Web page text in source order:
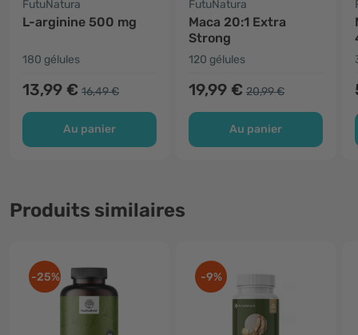
FutuNatura
L-arginine 500 mg
180 gélules
13,99 € 16,49 €
Au panier
FutuNatura
Maca 20:1 Extra
Strong
120 gélules
19,99 € 20,99 €
Au panier
Produits similaires
-25% -9%